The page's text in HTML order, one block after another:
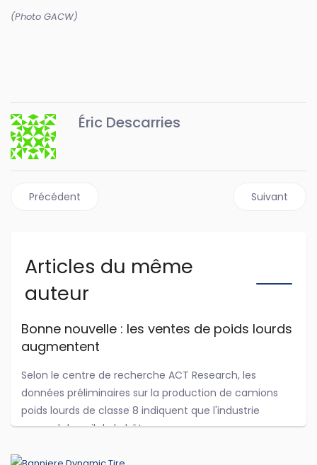
(Photo GACW)
Éric Descarries
Article précédent : Un tour de piste pour une bonne cause –
Précédent Article
Suivant
Articles du même
auteur
Bonne nouvelle : les ventes de poids lourds
augmentent
Selon le centre de recherche ACT Research, les
données préliminaires sur la production de camions
poids lourds de classe 8 indiquent que l'industrie
reprend du poil de la bête.
...